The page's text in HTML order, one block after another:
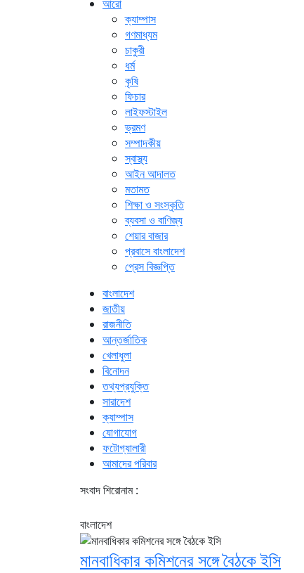
আরো
ক্যাম্পাস
গণমাধ্যম
চাকুরী
ধর্ম
কৃষি
ফিচার
লাইফস্টাইল
ভ্রমণ
সম্পাদকীয়
স্বাস্থ্য
আইন আদালত
মতামত
শিক্ষা ও সংস্কৃতি
ব্যবসা ও বাণিজ্য
শেয়ার বাজার
প্রবাসে বাংলাদেশ
প্রেস বিজ্ঞপ্তি
বাংলাদেশ
জাতীয়
রাজনীতি
আন্তর্জাতিক
খেলাধুলা
বিনোদন
তথ্যপ্রযুক্তি
সারাদেশ
ক্যাম্পাস
যোগাযোগ
ফটোগ্যালারী
আমাদের পরিবার
সংবাদ শিরোনাম :
বাংলাদেশ
মানবাধিকার কমিশনের সঙ্গে বৈঠকে ইসি